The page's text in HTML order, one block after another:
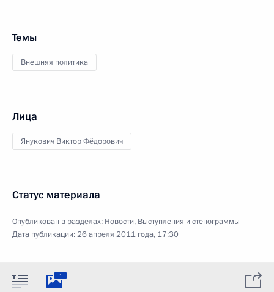
Темы
Внешняя политика
Лица
Янукович Виктор Фёдорович
Статус материала
Опубликован в разделах: Новости, Выступления и стенограммы
Дата публикации:26 апреля 2011 года, 17:30
1